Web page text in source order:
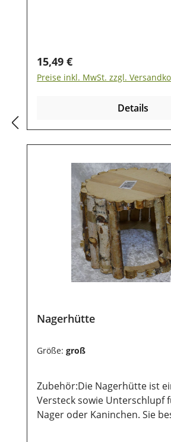
Regulärer Preis:
15,49 €
Preise inkl. MwSt. zzgl.
Details
Nagerhütte
Größe: groß
Zubehör:Die Nagerhütte ist
Versteck sowie Unterschlupf
Nager oder Kaninchen. Sie